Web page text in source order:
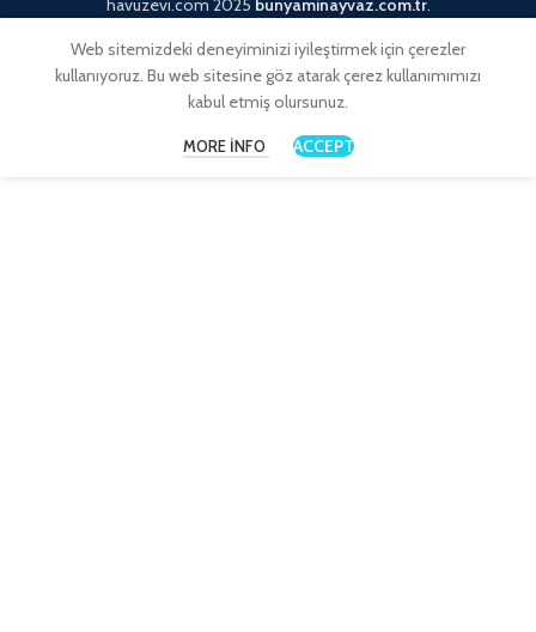
havuzevi.com 2025 bunyaminayvaz.com.tr.
Web sitemizdeki deneyiminizi iyileştirmek için çerezler
kullanıyoruz. Bu web sitesine göz atarak çerez kullanımımızı
kabul etmiş olursunuz.
MORE INFO ACCEPT